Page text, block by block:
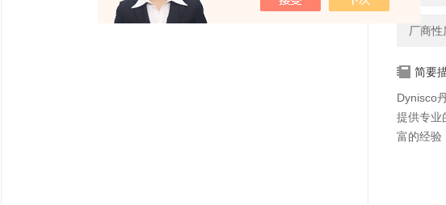
厂商性
简要
Dynisco
提供专业
富的经验